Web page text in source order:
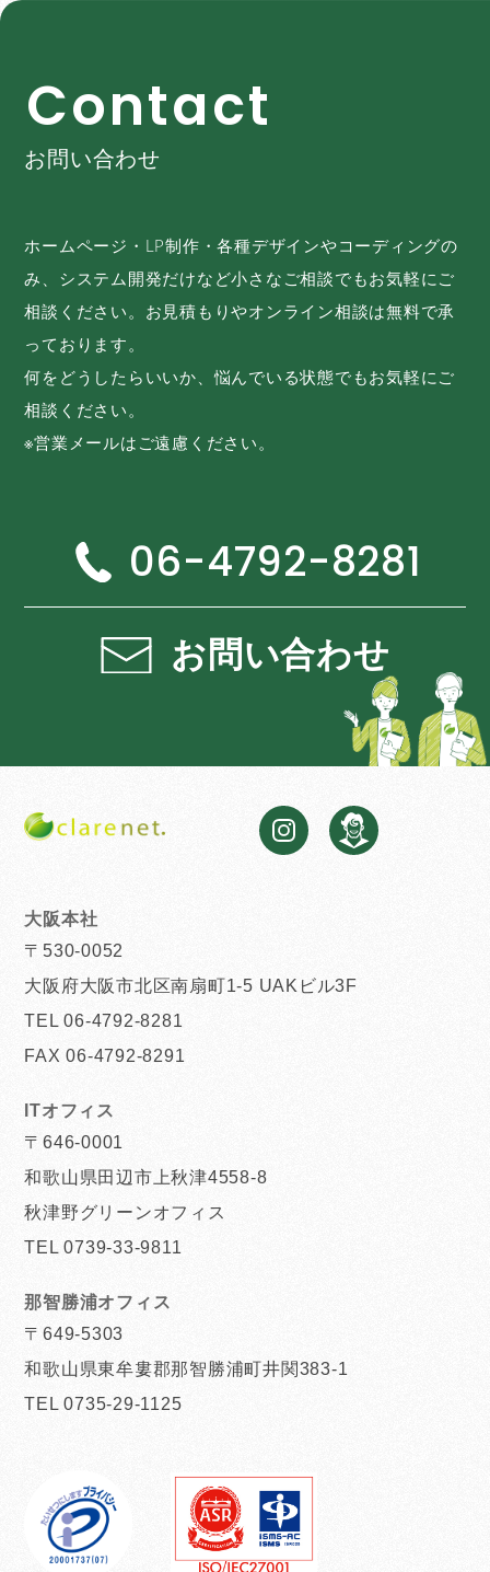
Contact
お問い合わせ
ホームページ・LP制作・各種デザインやコーディングの
み、システム開発だけなど小さなご相談でもお気軽にご
相談ください。お見積もりやオンライン相談は無料で承
っております。
何をどうしたらいいか、悩んでいる状態でもお気軽にご
相談ください。
※営業メールはご遠慮ください。
06-4792-8281
お問い合わせ
大阪本社
〒530-0052
大阪府大阪市北区南扇町1-5 UAKビル3F
TEL 06-4792-8281
FAX 06-4792-8291
ITオフィス
〒646-0001
和歌山県田辺市上秋津4558-8
秋津野グリーンオフィス
TEL 0739-33-9811
那智勝浦オフィス
〒649-5303
和歌山県東牟婁郡那智勝浦町井関383-1
TEL 0735-29-1125